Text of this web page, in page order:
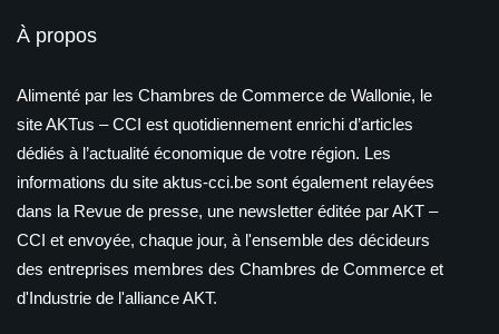
À propos
Alimenté par les Chambres de Commerce de Wallonie, le
site AKTus – CCI est quotidiennement enrichi d’articles
dédiés à l’actualité économique de votre région. Les
informations du site aktus-cci.be sont également relayées
dans la Revue de presse, une newsletter éditée par AKT –
CCI et envoyée, chaque jour, à l'ensemble des décideurs
des entreprises membres des Chambres de Commerce et
d'Industrie de l'alliance AKT.